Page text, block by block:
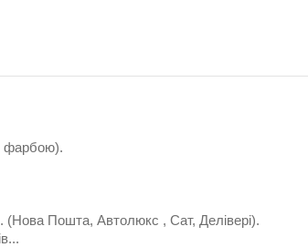
фарбою).
Пошта, Автолюкс , Сат, Делівері).